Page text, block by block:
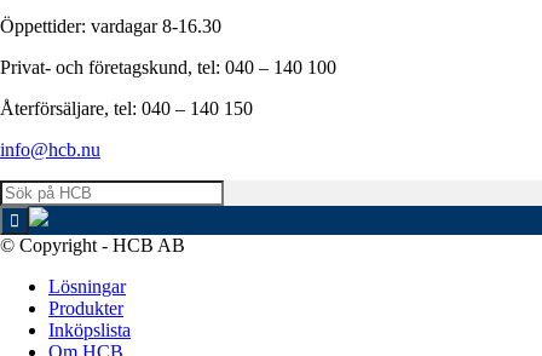
Öppettider: vardagar 8-16.30
Privat- och företagskund, tel: 040 – 140 100
Återförsäljare, tel: 040 – 140 150
info@hcb.nu
© Copyright - HCB AB
Lösningar
Produkter
Inköpslista
Om HCB